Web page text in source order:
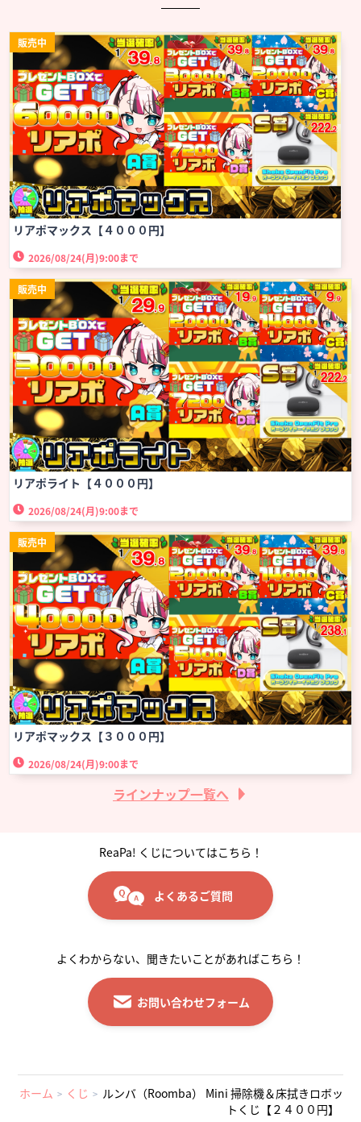
販売中
リアポマックス【４０００円】
2026/08/24(月)9:00まで
販売中
リアポライト【４０００円】
2026/08/24(月)9:00まで
販売中
リアポマックス【３０００円】
2026/08/24(月)9:00まで
ラインナップ一覧へ
ReaPa! くじについてはこちら！
よくあるご質問
よくわからない、聞きたいことがあればこちら！
お問い合わせフォーム
ホーム くじ
ルンバ（Roomba） Mini 掃除機＆床拭きロボッ
トくじ【２４００円】